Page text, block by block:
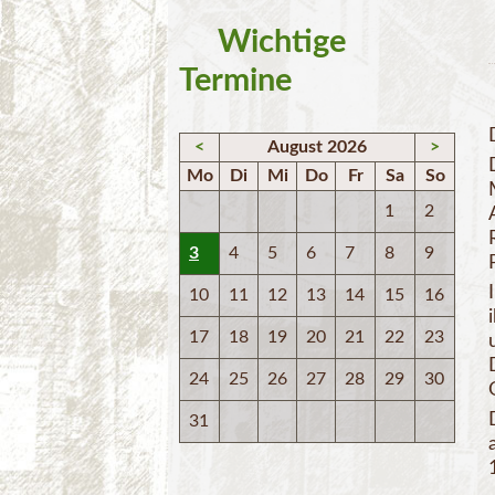
Wichtige
Termine
< August 2026
>
Mo
Di Mi Do Fr Sa
So
1
2
3 4 5 6 7 8 9
10 11 12 13 14 15 16
17 18 19 20 21 22 23
24 25 26 27 28 29 30
31